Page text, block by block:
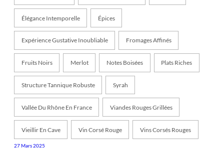
Élégance Intemporelle Épices
Expérience Gustative Inoubliable Fromages Affinés
Fruits Noirs Merlot Notes Boisées Plats Riches
Structure Tannique Robuste Syrah
Vallée Du Rhône En France Viandes Rouges Grillées
Vieillir En Cave Vin Corsé Rouge Vins Corsés Rouges
27 Mars 2025